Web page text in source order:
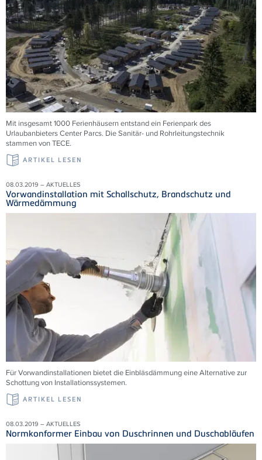
Mit insgesamt 1000 Ferienhäusern entstand ein Ferienpark des
Urlaubanbieters Center Parcs. Die Sanitär- und Rohrleitungstechnik
stammen von TECE.
ARTIKEL LESEN
08.03.2019 – AKTUELLES
Vorwandinstallation mit Schallschutz, Brandschutz und
Wärmedämmung
Für Vorwandinstallationen bietet die Einbläsdämmung eine Alternative zur
Schottung von Installationssystemen.
ARTIKEL LESEN
08.03.2019 – AKTUELLES
Normkonformer Einbau von Duschrinnen und Duschabläufen